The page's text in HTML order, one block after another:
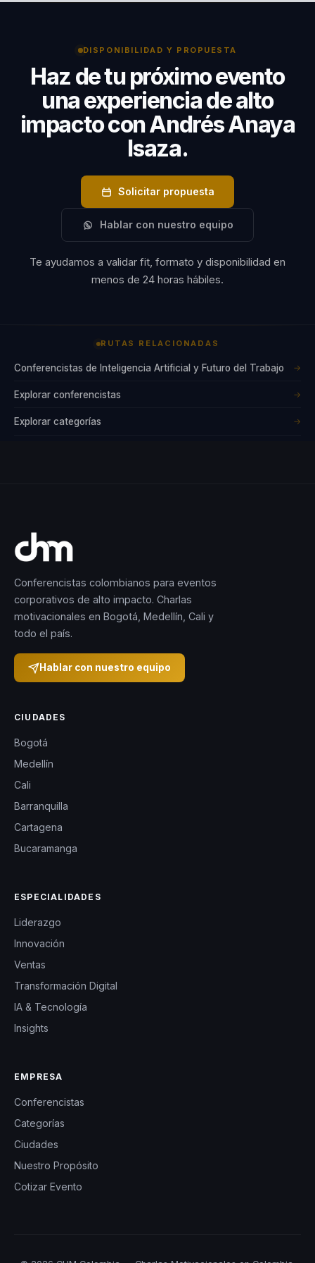
mundo actual. Su
visión sobre el futuro
de la medicina
e inteligencia
artificial, está
ayudando a redefinir
el futuro de la
atención médica a
nivel global. Su
divulgación científica
lo ha llevado a
colaborar con
centros de
través de sus
escritos y
busca inspirar a
otros a explorar las
posibilidades infinitas
que la tecnología
puede ofrecer para
sociedades.
solo optimizan procesos, sino que también mejoran
la competitividad.
DISPONIBILIDAD Y PROPUESTA
Haz de tu próximo evento
una experiencia de alto
impacto con Andrés Anaya
Isaza.
Solicitar propuesta
Hablar con nuestro equipo
Te ayudamos a validar fit, formato y disponibilidad en
menos de 24 horas hábiles.
RUTAS RELACIONADAS
Conferencistas de Inteligencia Artificial y Futuro del Trabajo →
Explorar conferencistas →
Explorar categorías →
Conferencistas colombianos para eventos
corporativos de alto impacto. Charlas
motivacionales en Bogotá, Medellín, Cali y
todo el país.
Hablar con nuestro equipo
CIUDADES
Bogotá
Medellín
Cali
Barranquilla
Cartagena
Bucaramanga
ESPECIALIDADES
Liderazgo
Innovación
Ventas
Transformación Digital
IA & Tecnología
Insights
EMPRESA
Conferencistas
Categorías
Ciudades
Nuestro Propósito
Cotizar Evento